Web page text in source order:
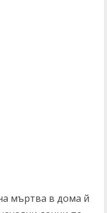
мъртва в дома й